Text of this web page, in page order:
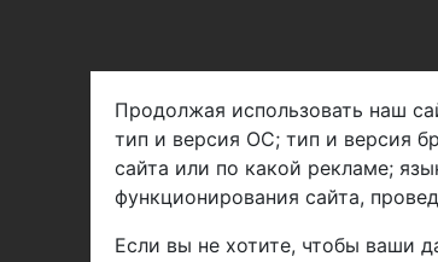
Арбен текстиль г. Щелково,
1-й Советский д.25, владение 2.
Продолжая использовать наш
тип и версия ОС; тип и версия
сайта или по какой рекламе;
функционирования сайта,
Если вы не хотите, чтобы ваши